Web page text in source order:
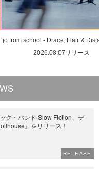
jo from school - Drace, Flair &
2026.08.07リリース
ク・バンド Slow Fiction、デ
』をリリース！
RELEASE